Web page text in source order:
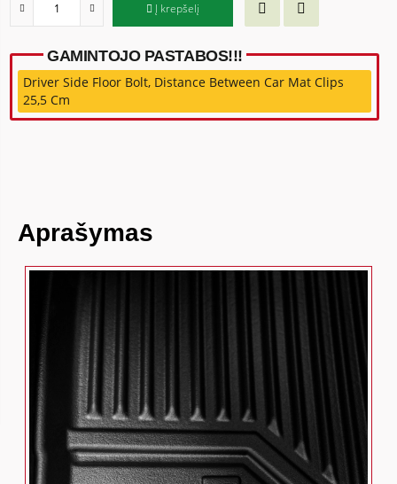
Į krepšelį
GAMINTOJO PASTABOS!!!
Driver Side Floor Bolt, Distance Between Car Mat Clips
25,5 Cm
Aprašymas